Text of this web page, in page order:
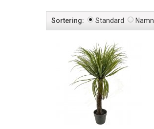
Sortering: Standard Namn